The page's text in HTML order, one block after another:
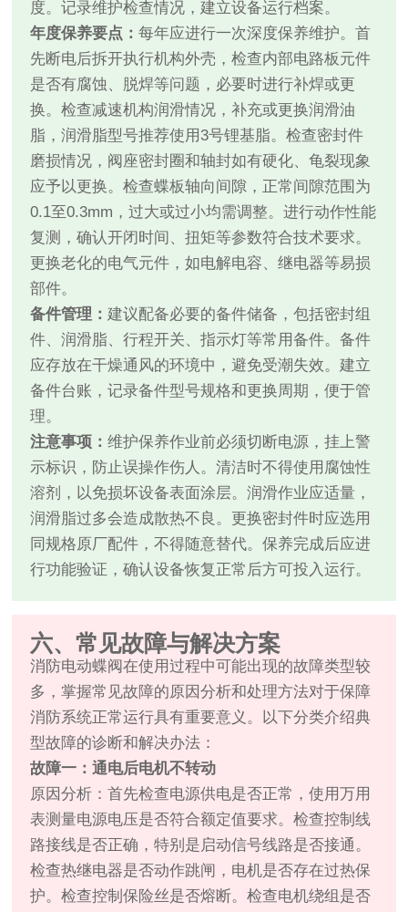
度。记录维护检查情况，建立设备运行档案。
年度保养要点：每年应进行一次深度保养维护。首
先断电后拆开执行机构外壳，检查内部电路板元件
是否有腐蚀、脱焊等问题，必要时进行补焊或更
换。检查减速机构润滑情况，补充或更换润滑油
脂，润滑脂型号推荐使用3号锂基脂。检查密封件
磨损情况，阀座密封圈和轴封如有硬化、龟裂现象
应予以更换。检查蝶板轴向间隙，正常间隙范围为
0.1至0.3mm，过大或过小均需调整。进行动作性能
复测，确认开闭时间、扭矩等参数符合技术要求。
更换老化的电气元件，如电解电容、继电器等易损
部件。
备件管理：建议配备必要的备件储备，包括密封组
件、润滑脂、行程开关、指示灯等常用备件。备件
应存放在干燥通风的环境中，避免受潮失效。建立
备件台账，记录备件型号规格和更换周期，便于管
理。
注意事项：维护保养作业前必须切断电源，挂上警
示标识，防止误操作伤人。清洁时不得使用腐蚀性
溶剂，以免损坏设备表面涂层。润滑作业应适量，
润滑脂过多会造成散热不良。更换密封件时应选用
同规格原厂配件，不得随意替代。保养完成后应进
行功能验证，确认设备恢复正常后方可投入运行。
六、常见故障与解决方案
消防电动蝶阀在使用过程中可能出现的故障类型较
多，掌握常见故障的原因分析和处理方法对于保障
消防系统正常运行具有重要意义。以下分类介绍典
型故障的诊断和解决办法：
故障一：通电后电机不转动
原因分析：首先检查电源供电是否正常，使用万用
表测量电源电压是否符合额定值要求。检查控制线
路接线是否正确，特别是启动信号线路是否接通。
检查热继电器是否动作跳闸，电机是否存在过热保
护。检查控制保险丝是否熔断。检查电机绕组是否